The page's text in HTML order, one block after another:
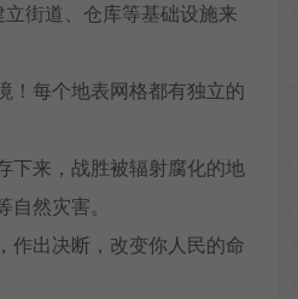
街道、仓库等基础设施来
！每个地表网格都有独立的
下来，战胜被辐射腐化的地
然灾害。
作出决断，改变你人民的命